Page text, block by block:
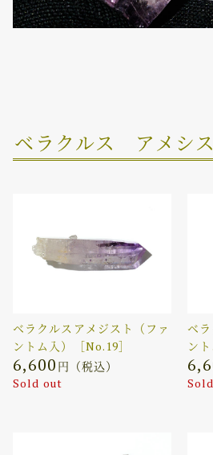
ベラクルス アメシ
ベラクルスアメジスト（ファ
ントム入）［No.19］
6,600 円（税込）
Sold out
ベ
ン